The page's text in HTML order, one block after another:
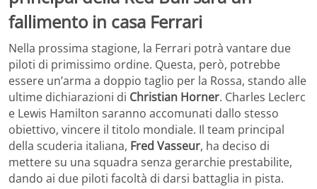
fallimento in casa Ferrari
Nella prossima stagione, la Ferrari potrà vantare due
piloti di primissimo ordine. Questa, però, potrebbe
essere un’arma a doppio taglio per la Rossa, stando alle
ultime dichiarazioni di Christian Horner. Charles Leclerc
e Lewis Hamilton saranno accomunati dallo stesso
obiettivo, vincere il titolo mondiale. Il team principal
della scuderia italiana, Fred Vasseur, ha deciso di
mettere su una squadra senza gerarchie prestabilite,
dando ai due piloti facoltà di darsi battaglia in pista.